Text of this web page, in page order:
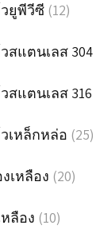
วยูพีวีซี (12)
สแตนเลส 304
สแตนเลส 316
วเหล็กหล่อ (25)
เหลือง (20)
ลือง (10)